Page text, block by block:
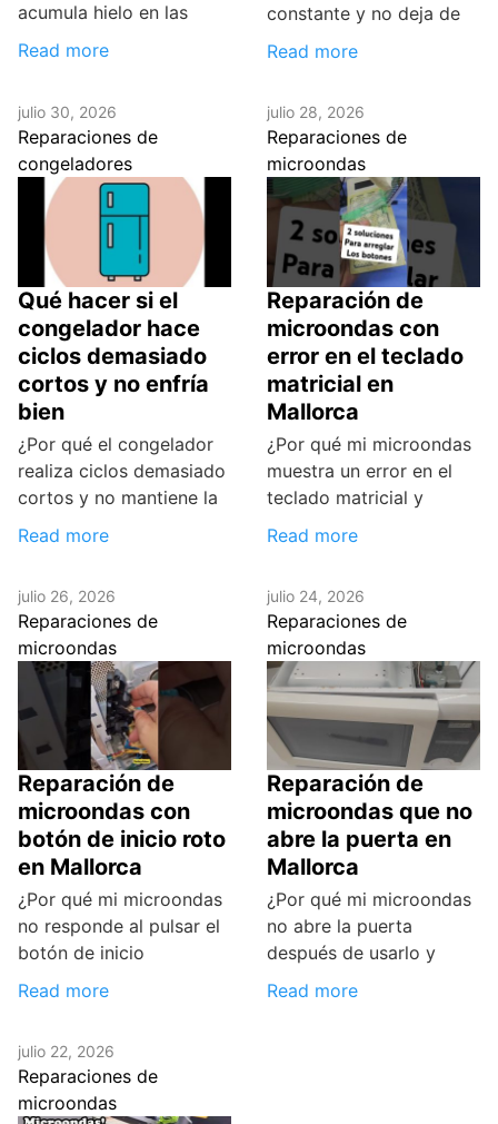
acumula hielo en las
Read more
constante y no deja de
Read more
julio 30, 2026
Reparaciones de
congeladores
Qué hacer si el
congelador hace
ciclos demasiado
cortos y no enfría
bien
¿Por qué el congelador
realiza ciclos demasiado
cortos y no mantiene la
Read more
julio 28, 2026
Reparaciones de
microondas
Reparación de
microondas con
error en el teclado
matricial en
Mallorca
¿Por qué mi microondas
muestra un error en el
teclado matricial y
Read more
julio 26, 2026
Reparaciones de
microondas
Reparación de
microondas con
botón de inicio roto
en Mallorca
¿Por qué mi microondas
no responde al pulsar el
botón de inicio
Read more
julio 24, 2026
Reparaciones de
microondas
Reparación de
microondas que no
abre la puerta en
Mallorca
¿Por qué mi microondas
no abre la puerta
después de usarlo y
Read more
julio 22, 2026
Reparaciones de
microondas